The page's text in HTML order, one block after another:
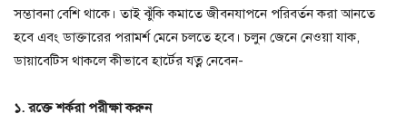
সম্ভাবনা বেশি থাকে। তাই ঝুঁকি কমাতে জীবনযাপনে পরিবর্তন করা আনতে
হবে এবং ডাক্তারের পরামর্শ মেনে চলতে হবে। চলুন জেনে নেওয়া যাক,
ডায়াবেটিস থাকলে কীভাবে হার্টের যত্ন নেবেন-
১. রক্তে শর্করা পরীক্ষা করুন